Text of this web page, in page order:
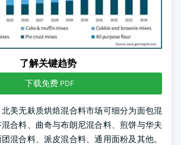
了解关键趋势
下载免费 PDF
美无麸质烘焙混合料市场可细分为面包混
合料、曲奇与布朗尼混合料、煎饼与华夫
混合料、派皮混合料、通用面粉及其他。